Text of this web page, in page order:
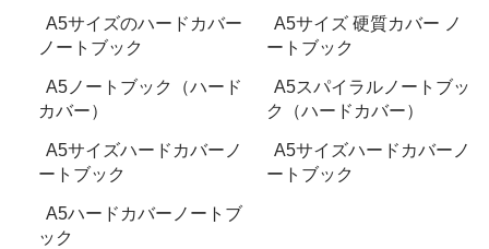
A5サイズのハードカバー
ノートブック
A5サイズ 硬質カバー ノ
ートブック
A5ノートブック（ハード
カバー）
A5スパイラルノートブッ
ク（ハードカバー）
A5サイズハードカバーノ
ートブック
A5サイズハードカバーノ
ートブック
A5ハードカバーノートブ
ック